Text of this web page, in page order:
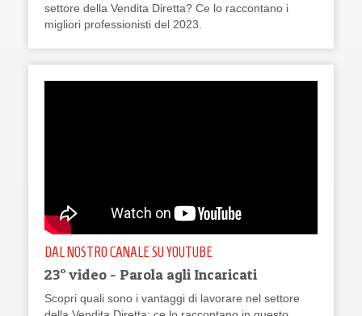
settore della Vendita Diretta? Ce lo raccontano i
migliori professionisti del 2023.
DAL NOSTRO CANALE SU YOUTUBE
23° video - Parola agli Incaricati
Scopri quali sono i vantaggi di lavorare nel settore